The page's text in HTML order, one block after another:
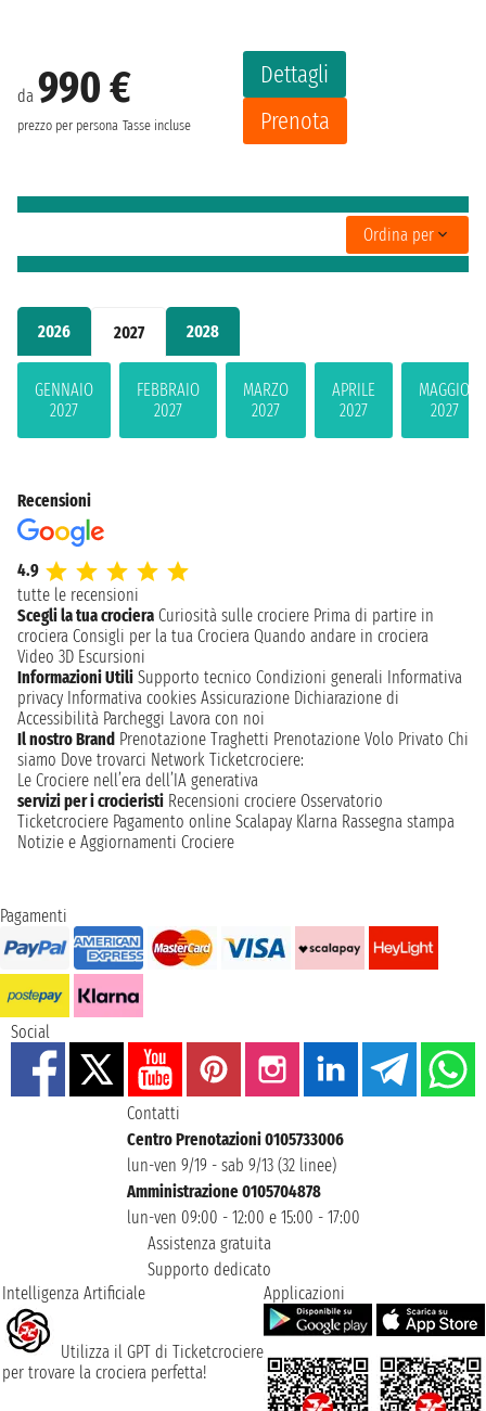
2026 2027 2028
GENNAIO
2027
FEBBRAIO
2027
MARZO
2027
APRILE
2027
MAGGIO
2027
da 990 €
prezzo per persona Tasse incluse
Dettagli
Prenota
Ordina per
Recensioni
4.9
tutte le recensioni
Scegli la tua crociera Curiosità sulle crociere Prima di partire in
crociera Consigli per la tua Crociera Quando andare in crociera
Video 3D Escursioni
Informazioni Utili Supporto tecnico Condizioni generali Informativa
privacy Informativa cookies Assicurazione Dichiarazione di
Accessibilità Parcheggi Lavora con noi
Il nostro Brand Prenotazione Traghetti Prenotazione Volo Privato Chi
siamo Dove trovarci Network Ticketcrociere:
Le Crociere nell’era dell’IA generativa
servizi per i crocieristi Recensioni crociere Osservatorio
Ticketcrociere Pagamento online Scalapay Klarna Rassegna stampa
Notizie e Aggiornamenti Crociere
Pagamenti
Social
Contatti
Centro Prenotazioni 0105733006
lun-ven 9/19 - sab 9/13 (32 linee)
Amministrazione 0105704878
lun-ven 09:00 - 12:00 e 15:00 - 17:00
Assistenza gratuita
Supporto dedicato
Intelligenza Artificiale
Utilizza il GPT di Ticketcrociere
per trovare la crociera perfetta!
Applicazioni